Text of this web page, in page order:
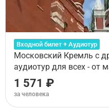
Входной билет + Аудиотур
Московский Кремль с
аудиотур для всех - от
1 571 ₽
за человека